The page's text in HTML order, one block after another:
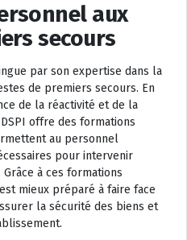
aux
secours
par son expertise dans la
de premiers secours. En
de la réactivité et de la
offre des formations
au personnel
pour intervenir
à ces formations
mieux préparé à faire face
la sécurité des biens et